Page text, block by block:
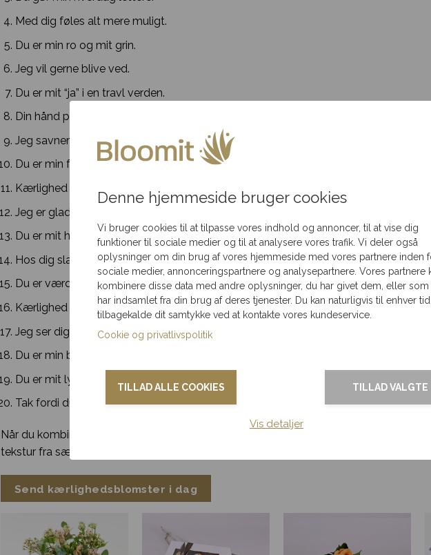
Denne hjemmeside bruger cookies
Vi bruger cookies til at tilpasse vores indhold og annoncer, til at vise dig
funktioner til sociale medier og til at analysere vores trafik. Vi deler også
oplysninger om din brug af vores hjemmeside med vores partnere inden
sociale medier, annonceringspartnere og analysepartnere. Vores partnere
kombinere disse data med andre oplysninger, du har givet dem, eller
har indsamlet fra din brug af deres tjenester. Du kan naturligvis til enhver tid
tilbagekalde dit samtykke ved at kontakte vores kundeservice.
Cookie og privatlivspolitik
TILLAD ALLE COOKIES TILLAD VALGTE
Vis detaljer
Med dig føles alt mere muligt.
Du er min ro og mit grin.
Jeg vil gerne blive ved.
Du er mit “ja” i en travl verden.
Din hånd passer i min.
Jeg savner dig – allerede.
Du er min favoritperson.
Kærlighed er at finde hjem.
Jeg er glad for, at det er os.
Du er mit held.
Hos dig slapper jeg af.
Du er værd at fejre.
Kærlighed er små ting – hver dag.
Jeg ser dig.
Du er min bedste beslutning.
Du er mit lys i det stille.
Tak fordi du er dig.
Når du kombinerer dine ord med
, forstærkes
tekstur fra sæsonens blomster understøtter det, du skriver og gør oplevelsen hel.
Send kærlighedsblomster i dag